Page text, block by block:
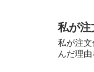
私が注
私が注
んだ理